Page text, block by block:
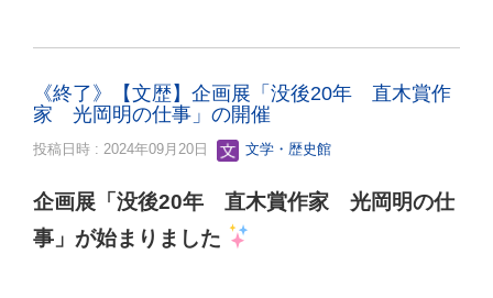
《終了》【文歴】企画展「没後20年 直木賞作
家 光岡明の仕事」の開催
投稿日時 : 2024年09月20日 文学・歴史館
企画展「没後20年 直木賞作家 光岡明の仕
事」が始まりました